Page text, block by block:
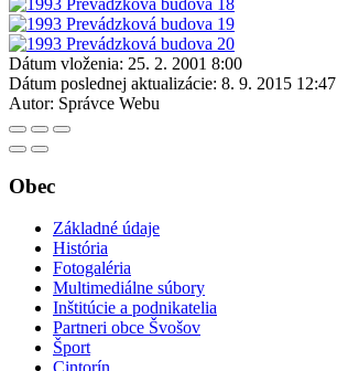
Dátum vloženia: 25. 2. 2001 8:00
Dátum poslednej aktualizácie: 8. 9. 2015 12:47
Autor: Správce Webu
Obec
Základné údaje
História
Fotogaléria
Multimediálne súbory
Inštitúcie a podnikatelia
Partneri obce Švošov
Šport